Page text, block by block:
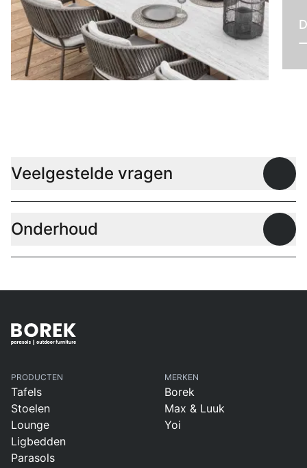
Veelgestelde vragen
Onderhoud
PRODUCTEN
Tafels
Stoelen
Lounge
Ligbedden
Parasols
MERKEN
Borek
Max & Luuk
Yoi